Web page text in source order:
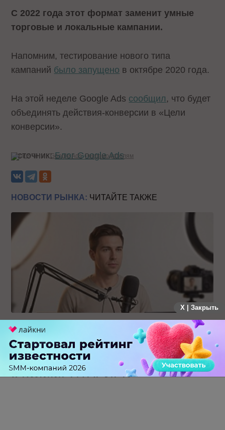
С 2022 года этот формат заменит умные
торговые и локальные кампании.
Напомним, тестирование нового типа
кампаний было запущено в октябре 2020 года.
На этой неделе Google Ads сообщил , что будет
объединять действия-конверсии в «Цели
конверсии».
Источник:Блог Google Ads
Теги: Google Ads Рекламодателям
НОВОСТИ РЫНКА: ЧИТАЙТЕ ТАКЖЕ
Российский рынок инфлюенс-маркетинга вошел в фазу
стагнации после нескольких лет роста
0 КОММЕНТАРИЕВ
X | Закрыть